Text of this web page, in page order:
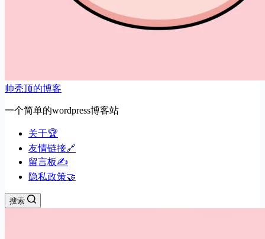
帅秃顶的博客
一个简单的wordpress博客站
关于🏆
友情链接🔗
留言板✍️
隐私政策🤝
搜索